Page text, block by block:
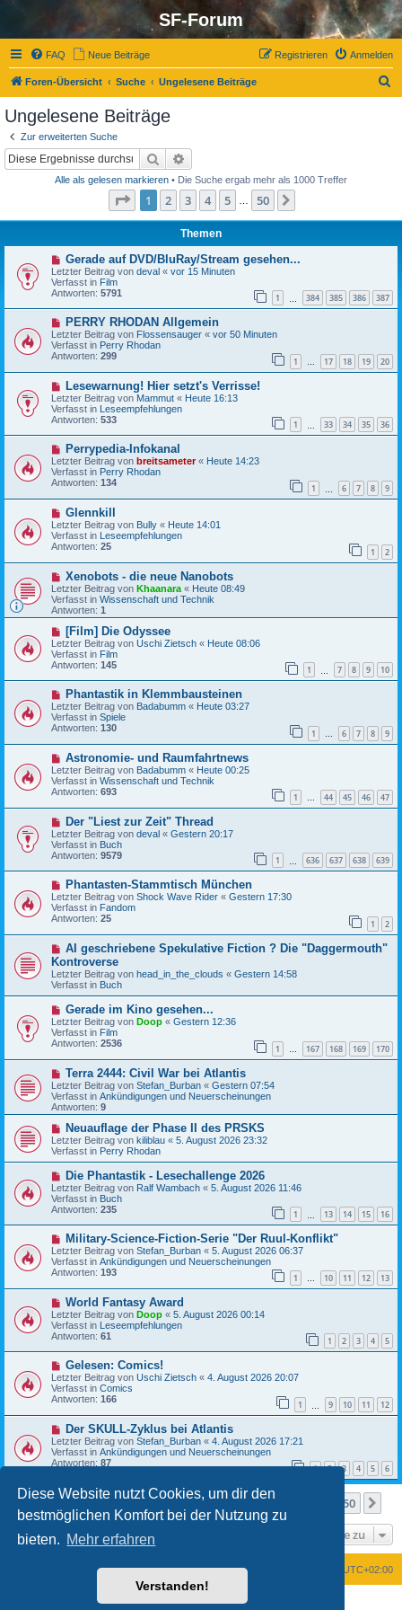
Diese Website nutzt Cookies, um dir den
bestmöglichen Komfort bei der Nutzung zu
bieten. Mehr erfahren
Verstanden!
SF-Forum
FAQ Neue Beiträge Anmelden
Registrieren
Foren-Übersicht Suche Ungelesene Beiträge
Ungelesene Beiträge
Zur erweiterten Suche
Suche
Alle als gelesen markieren • Die Suche ergab mehr als 1000 Treffer
Seite 1von 50
1 2 3 4 5 50
Themen
N
e
u
e
r
B
i
t
r
g
Gerade auf DVD/BluRay/Stream gesehen...
Letzter Beitrag von deval « vor 15 Minuten
Verfasst in Film
Antworten: 5791 1 384 385 386 387
N
e
u
e
r
B
e
i
t
r
g
PERRY RHODAN Allgemein
Letzter Beitrag von Flossensauger « vor 50 Minuten
Verfasst in Perry Rhodan
Antworten: 299 1 … 17 18 19 20
N
e
u
e
r
B
i
t
r
g
Lesewarnung! Hier setzt's Verrisse!
Letzter Beitrag von Mammut « Heute 16:13
Verfasst in Leseempfehlungen
Antworten: 533 1 33 34 35 36
N
e
u
e
B
e
i
t
r
g
Perrypedia-Infokanal
Letzter Beitrag von breitsameter« Heute 14:23
Verfasst in Perry Rhodan
Antworten: 134 1 6 7 8 9
N
e
u
e
r
B
e
i
t
r
a
g
Glennkill
Letzter Beitrag von Bully « Heute 14:01
Verfasst in Leseempfehlungen
Antworten: 25 1 2
N
e
u
e
r
B
e
i
t
r
a
g
Xenobots - die neue Nanobots
Letzter Beitrag von Khaanara « Heute 08:49
Verfasst in Wissenschaft und Technik
Antworten: 1
N
e
u
e
r
B
i
t
r
g
[Film] Die Odyssee
Letzter Beitrag von Uschi Zietsch « Heute 08:06
Verfasst in Film
Antworten: 145 1 7 8 9 10
N
e
u
e
B
e
i
t
r
g
Phantastik in Klemmbausteinen
Letzter Beitrag von Badabumm « Heute 03:27
Verfasst in Spiele
Antworten: 130 1 … 6 7 8 9
N
e
u
e
r
B
e
i
t
r
g
Astronomie- und Raumfahrtnews
Letzter Beitrag von Badabumm « Heute 00:25
Verfasst in Wissenschaft und Technik
Antworten: 693 1 … 44 45 46 47
N
e
u
e
r
B
i
t
r
g
Der "Liest zur Zeit" Thread
Letzter Beitrag von deval « Gestern 20:17
Verfasst in Buch
Antworten: 9579 1 636 637 638 639
N
e
u
e
B
e
i
t
r
a
Phantasten-Stammtisch München
Letzter Beitrag von Shock Wave Rider « Gestern 17:30
Verfasst in Fandom
Antworten: 25 1 2
N
u
e
r
B
e
i
t
r
g
AI geschriebene Spekulative Fiction ? Die "Daggermouth"
Kontroverse
Letzter Beitrag von head_in_the_clouds « Gestern 14:58
Verfasst in Buch
N
e
u
e
r
B
e
i
t
r
a
g
Gerade im Kino gesehen...
Letzter Beitrag von Doop « Gestern 12:36
Verfasst in Film
Antworten: 2536 1 … 167 168 169 170
N
e
u
e
r
B
e
i
t
a
g
Terra 2444: Civil War bei Atlantis
Letzter Beitrag von Stefan_Burban « Gestern 07:54
Verfasst in Ankündigungen und Neuerscheinungen
Antworten: 9
N
e
u
e
B
e
i
t
r
a
g
Neuauflage der Phase II des PRSKS
Letzter Beitrag von kiliblau « 5. August 2026 23:32
Verfasst in Perry Rhodan
N
e
u
e
r
B
i
t
r
g
Die Phantastik - Lesechallenge 2026
Letzter Beitrag von Ralf Wambach « 5. August 2026 11:46
Verfasst in Buch
Antworten: 235 1 13 14 15 16
N
e
u
e
r
B
e
i
t
r
g
Military-Science-Fiction-Serie "Der Ruul-Konflikt"
Letzter Beitrag von Stefan_Burban « 5. August 2026 06:37
Verfasst in Ankündigungen und Neuerscheinungen
Antworten: 193 1 … 10 11 12 13
N
e
u
e
r
B
e
i
t
r
g
World Fantasy Award
Letzter Beitrag von Doop « 5. August 2026 00:14
Verfasst in Leseempfehlungen
Antworten: 61 1 2 3 4 5
N
e
u
e
B
i
t
r
Gelesen: Comics!
Letzter Beitrag von Uschi Zietsch « 4. August 2026 20:07
Verfasst in Comics
Antworten: 166 1 9 10 11 12
N
e
u
e
r
e
i
t
r
g
Der SKULL-Zyklus bei Atlantis
Letzter Beitrag von Stefan_Burban « 4. August 2026 17:21
Verfasst in Ankündigungen und Neuerscheinungen
Antworten: 87 1 2 3 4 5 6
Die Suche ergab mehr als 1000 Treffer Seite 1von
1 2 3 50
Gehe zu
Foren-Übersicht UTC+02:00
Powered by
® Forum Software © phpBB Limited